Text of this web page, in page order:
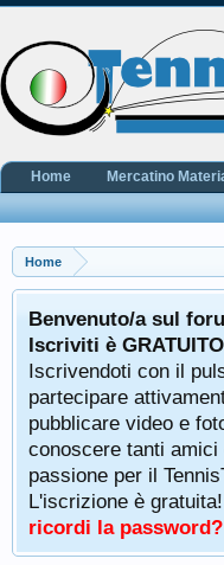
Home
Benvenuto/a sul
Iscriviti è
Iscrivendoti con il
partecipare
pubblicare video e
conoscere tanti
passione per il
L'iscrizione è gratuita!
ricordi la
Home Mercatino